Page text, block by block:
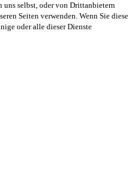
selbst, oder von Drittanbietern
Seiten verwenden. Wenn Sie diese
oder alle dieser Dienste